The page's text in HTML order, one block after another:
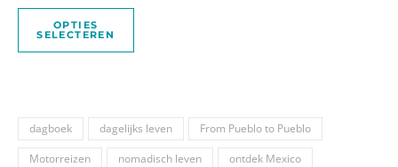
OPTIES
SELECTEREN
dagboek dagelijks leven
From Pueblo to Pueblo
Motorreizen
nomadisch leven
ontdek Mexico